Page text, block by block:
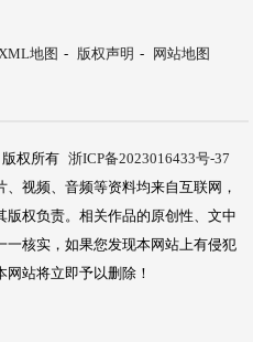
地图 - 版权声明 -
网站地图
版权所有 浙ICP备2023016433号-37
视频、音频等资料均来自互联网，
权负责。相关作品的原创性、文中
一核实，如果您发现本网站上有侵犯
站将立即予以删除！